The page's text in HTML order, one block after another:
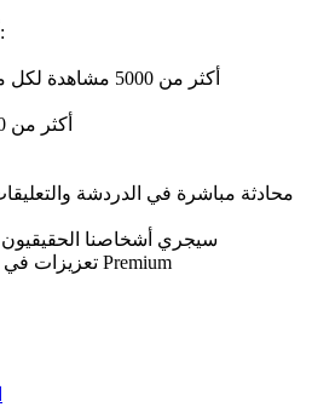
أنشطة التلغرام لمدة 30 يوماً:
– أكثر من 1000 مستخدم عبر الإنترنت
– 15 سيجري أشخاصنا الحقيقيون 15 محادثة في الدردشة
– 300 تعزيزات في الدردشة من مشتركي Premium